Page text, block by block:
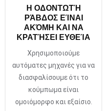
Η ΟΔΟΝΤΩΤΉ
ΡΆΒΔΟΣ ΕΊΝΑΙ
ΑΚΌΜΗ ΚΑΙ ΝΑ
ΚΡΑΤΉΣΕΙ ΕΥΘΕΊΑ
Χρησιμοποιούμε
αυτόματες μηχανές για να
διασφαλίσουμε ότι το
κούμπωμα είναι
ομοιόμορφο και εξαίσιο.